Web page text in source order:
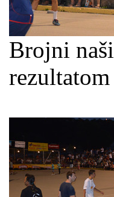
Brojni
rezultatom